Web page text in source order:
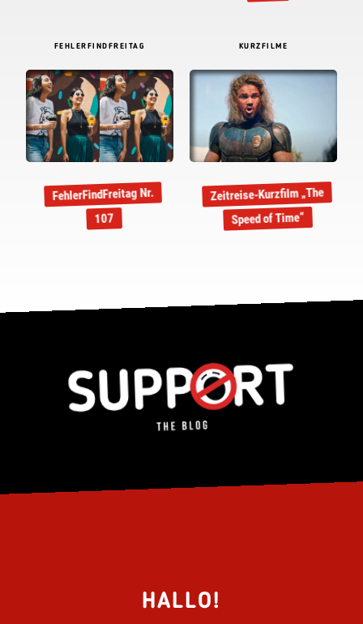
FEHLERFINDFREITAG
FehlerFindFreitag Nr.
107
KURZFILME
Zeitreise-Kurzfilm „The
Speed of Time“
HALLO!